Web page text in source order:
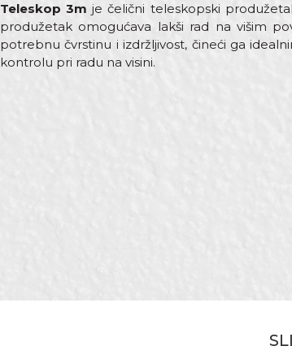
Teleskop 3m je čelični teleskopski
produžetak omogućava lakši rad na višim
potrebnu čvrstinu i izdržljivost, čineći ga
kontrolu pri radu na visini.